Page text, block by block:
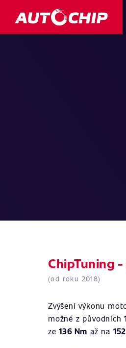
ChipTuning
(od roku 2018)
Zvýšení výkonu
možné z původních
ze136 Nm až na